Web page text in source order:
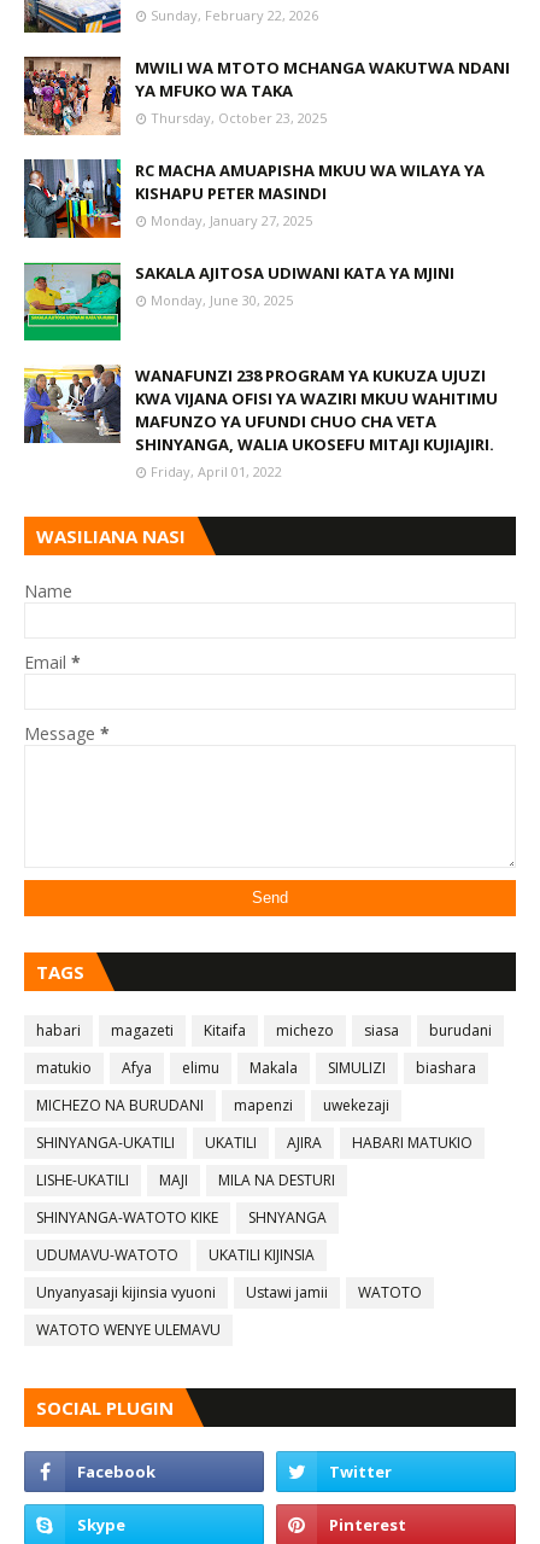
Sunday, February 22, 2026
MWILI WA MTOTO MCHANGA WAKUTWA NDANI
YA MFUKO WA TAKA
Thursday, October 23, 2025
RC MACHA AMUAPISHA MKUU WA WILAYA YA
KISHAPU PETER MASINDI
Monday, January 27, 2025
SAKALA AJITOSA UDIWANI KATA YA MJINI
Monday, June 30, 2025
WANAFUNZI 238 PROGRAM YA KUKUZA UJUZI
KWA VIJANA OFISI YA WAZIRI MKUU WAHITIMU
MAFUNZO YA UFUNDI CHUO CHA VETA
SHINYANGA, WALIA UKOSEFU MITAJI KUJIAJIRI.
Friday, April 01, 2022
WASILIANA NASI
Name
Email *
Message *
TAGS
habari magazeti Kitaifa michezo siasa
burudani
matukio
Afya elimu Makala SIMULIZI
biashara
MICHEZO NA BURUDANI
mapenzi
uwekezaji
SHINYANGA-UKATILI
UKATILI AJIRA
HABARI MATUKIO
LISHE-UKATILI
MAJI
MILA NA DESTURI
SHINYANGA-WATOTO KIKE
SHNYANGA
UDUMAVU-WATOTO
UKATILI KIJINSIA
Unyanyasaji kijinsia vyuoni
Ustawi jamii
WATOTO
WATOTO WENYE ULEMAVU
SOCIAL PLUGIN